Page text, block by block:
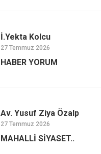
İ.Yekta Kolcu
27 Temmuz 2026
HABER YORUM
Av. Yusuf Ziya Özalp
27 Temmuz 2026
MAHALLİ SİYASET..